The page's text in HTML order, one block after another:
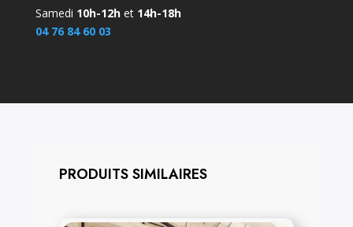
Samedi 10h-12het 14h-18h
04 76 84 60 03
PRODUITS SIMILAIRES